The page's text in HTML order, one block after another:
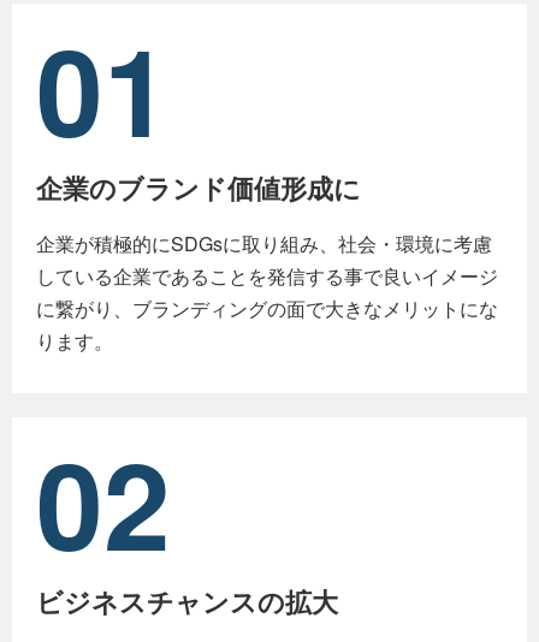
01
企業のブランド価値形成に
企業が積極的にSDGsに取り組み、社会・環境に考慮
している企業であることを発信する事で良いイメージ
に繋がり、ブランディングの面で大きなメリットにな
ります。
02
ビジネスチャンスの拡大